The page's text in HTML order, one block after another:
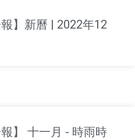
】新曆 | 2022年12
】 十一月 - 時雨時